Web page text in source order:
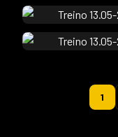
1